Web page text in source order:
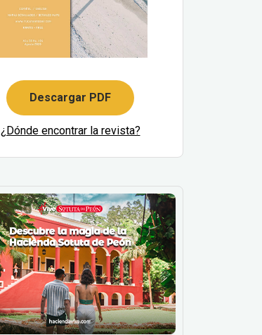
Descargar PDF
¿Dónde encontrar la revista?